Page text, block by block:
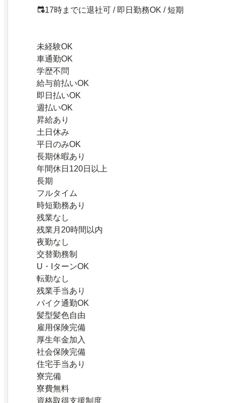
17時までに退社可 / 即日勤務OK / 短期
未経験OK
車通勤OK
学歴不問
給与前払いOK
即日払いOK
週払いOK
昇給あり
土日休み
平日のみOK
長期休暇あり
年間休日120日以上
長期
フルタイム
時短勤務あり
残業なし
残業月20時間以内
夜勤なし
交替勤務制
U・IターンOK
転勤なし
残業手当あり
バイク通勤OK
髪型髪色自由
雇用保険完備
厚生年金加入
社会保険完備
住宅手当あり
寮完備
寮費無料
資格取得支援制度